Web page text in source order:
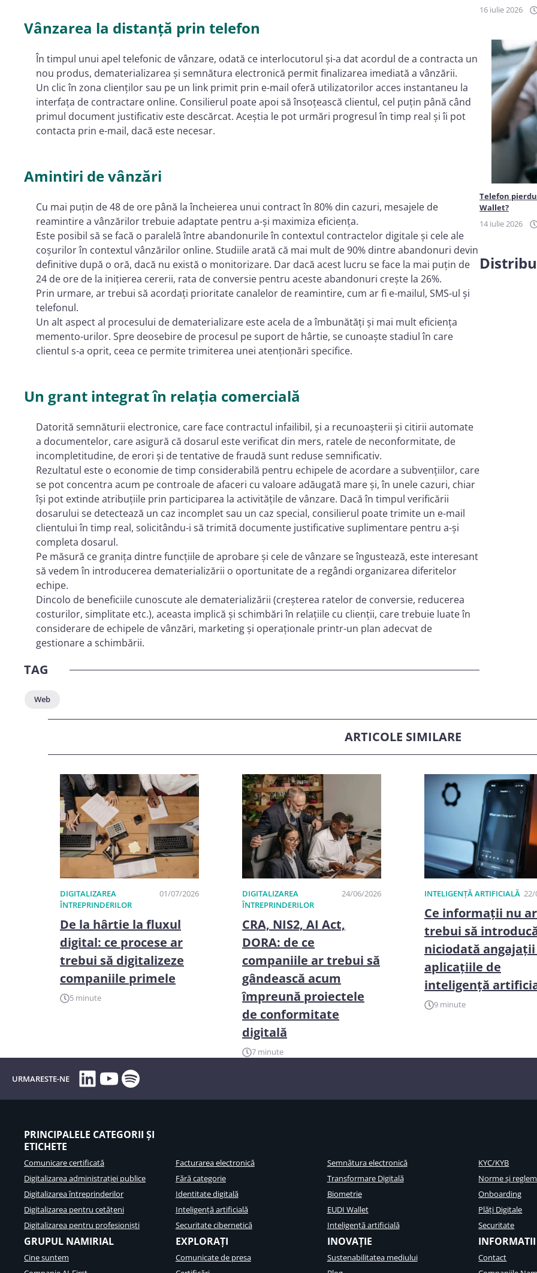
Vânzarea la distanță prin telefon
În timpul unui apel telefonic de vânzare, odată ce interlocutorul și-a dat acordul de a contracta un
nou produs, dematerializarea și semnătura electronică permit finalizarea imediată a vânzării.
Un clic în zona clienților sau pe un link primit prin e-mail oferă utilizatorilor acces instantaneu la
interfața de contractare online. Consilierul poate apoi să însoțească clientul, cel puțin până când
primul document justificativ este descărcat. Aceștia le pot urmări progresul în timp real și îi pot
contacta prin e-mail, dacă este necesar.
Amintiri de vânzări
Cu mai puțin de 48 de ore până la încheierea unui contract în 80% din cazuri, mesajele de
reamintire a vânzărilor trebuie adaptate pentru a-și maximiza eficiența.
Este posibil să se facă o paralelă între abandonurile în contextul contractelor digitale și cele ale
coșurilor în contextul vânzărilor online. Studiile arată că mai mult de 90% dintre abandonuri devin
definitive după o oră, dacă nu există o monitorizare. Dar dacă acest lucru se face la mai puțin de
24 de ore de la inițierea cererii, rata de conversie pentru aceste abandonuri crește la 26%.
Prin urmare, ar trebui să acordați prioritate canalelor de reamintire, cum ar fi e-mailul, SMS-ul și
telefonul.
Un alt aspect al procesului de dematerializare este acela de a îmbunătăți și mai mult eficiența
memento-urilor. Spre deosebire de procesul pe suport de hârtie, se cunoaște stadiul în care
clientul s-a oprit, ceea ce permite trimiterea unei atenționări specifice.
Un grant integrat în relația comercială
Datorită semnăturii electronice, care face contractul infailibil, și a recunoașterii și citirii automate
a documentelor, care asigură că dosarul este verificat din mers, ratele de neconformitate, de
incompletitudine, de erori și de tentative de fraudă sunt reduse semnificativ.
Rezultatul este o economie de timp considerabilă pentru echipele de acordare a subvențiilor, care
se pot concentra acum pe controale de afaceri cu valoare adăugată mare și, în unele cazuri, chiar
își pot extinde atribuțiile prin participarea la activitățile de vânzare. Dacă în timpul verificării
dosarului se detectează un caz incomplet sau un caz special, consilierul poate trimite un e-mail
clientului în timp real, solicitându-i să trimită documente justificative suplimentare pentru a-și
completa dosarul.
Pe măsură ce granița dintre funcțiile de aprobare și cele de vânzare se îngustează, este interesant
să vedem în introducerea dematerializării o oportunitate de a regândi organizarea diferitelor
echipe.
Dincolo de beneficiile cunoscute ale dematerializării (creșterea ratelor de conversie, reducerea
costurilor, simplitate etc.), aceasta implică și schimbări în relațiile cu clienții, care trebuie luate în
considerare de echipele de vânzări, marketing și operaționale printr-un plan adecvat de
gestionare a schimbării.
TAG
Web
16 iulie 2026
Telefon
Wallet?
14 iulie 2026
ARTICOLE SIMILARE
DIGITALIZAREA
ÎNTREPRINDERILOR
01/07/2026
De la hârtie la fluxul
digital: ce procese ar
trebui să digitalizeze
companiile primele
5 minute
DIGITALIZAREA
ÎNTREPRINDERILOR
24/06/2026
CRA, NIS2, AI Act,
DORA: de ce
companiile ar trebui să
gândească acum
împreună proiectele
de conformitate
digitală
7 minute
INTELIGENȚĂ ARTIFICIALĂ 22/
Ce informații nu ar
trebui să
niciodată
aplicațiile de
inteligență
9 minute
URMARESTE-NE LinkedIn
YouTube
Spotify
PRINCIPALELE CATEGORII ȘI
ETICHETE
Comunicare certificată
Digitalizarea administrației publice
Digitalizarea întreprinderilor
Digitalizarea pentru cetățeni
Digitalizarea pentru profesioniști
Facturarea electronică
Fără categorie
Identitate digitală
Inteligență artificială
Securitate cibernetică
Semnătura electronică
Transformare Digitală
Biometrie
EUDI Wallet
Inteligență artificială
KYC/KYB
Norme și
Onboarding
Plăți Digitale
Securitate
GRUPUL NAMIRIAL
Cine suntem
EXPLORAȚI
Comunicate de presa
INOVAȚIE
Sustenabilitatea mediului
INFORMATII
Contact